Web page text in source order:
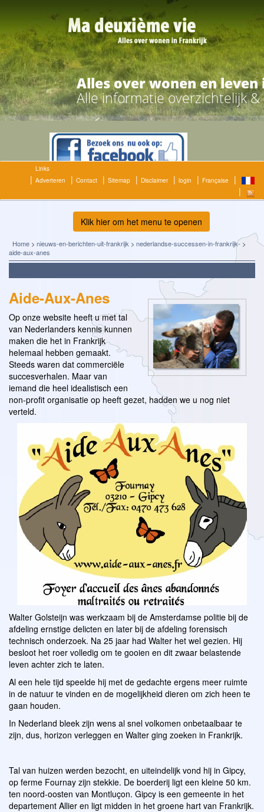
Alles over wonen en
Alle informatie overzichtelijk
Links
Adverteren
Contact Sitemap Disclaimer login Française
Klik hier om het menu te openen
Home > nieuws-en-berichten-uit-frankrijk > nederlandse-successen-in-frankrijk- >
aide-aux-anes
Aide-Aux-Anes
Op onze website heeft u met tal
van Nederlanders kennis kunnen
maken die het in Frankrijk
helemaal hebben gemaakt.
Steeds waren dat commerciële
succesverhalen. Maar van
iemand die heel idealistisch een
non-profit organisatie op heeft gezet, hadden we u nog niet
verteld.
Walter Golsteijn was werkzaam bij de Amsterdamse politie bij de
afdeling ernstige delicten en later bij de afdeling forensisch
technisch onderzoek. Na 25 jaar had Walter het wel gezien. Hij
besloot het roer volledig om te gooien en dit zwaar belastende
leven achter zich te laten.
Al een hele tijd speelde hij met de gedachte ergens meer ruimte
in de natuur te vinden en de mogelijkheid dieren om zich heen te
gaan houden.
In Nederland bleek zijn wens al snel volkomen onbetaalbaar te
zijn, dus, horizon verleggen en Walter ging zoeken in Frankrijk.
Tal van huizen werden bezocht, en uiteindelijk vond hij in Gipcy,
op ferme Fournay zijn stekkie. De boerderij ligt een kleine 50 km.
ten noord-oosten van Montluçon. Gipcy is een gemeente in het
departement Allier en ligt midden in het groene hart van Frankrijk.